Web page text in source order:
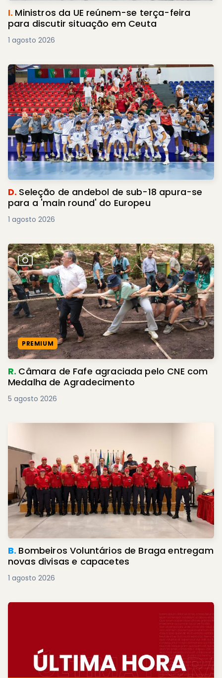
I. Ministros da UE reúnem-se terça-feira
para discutir situação em Ceuta
1 agosto 2026
D. Seleção de andebol de sub-18 apura-se
para a 'main round' do Europeu
1 agosto 2026
PREMIUM
R. Câmara de Fafe agraciada pelo CNE com
Medalha de Agradecimento
5 agosto 2026
B. Bombeiros Voluntários de Braga entregam
novas divisas e capacetes
1 agosto 2026